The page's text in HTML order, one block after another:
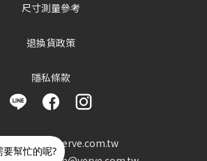
尺寸測量參考
退換貨政策
隱私條款
信箱 : info@verve.com.tw